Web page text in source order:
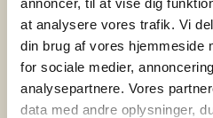
annoncer, til at vise dig
at analysere vores trafik. Vi
din brug af vores hjemmeside
for sociale medier,
analysepartnere. Vores
data med andre oplysninger,
3. juni 2025
PårørendeKurset gør en
Bedre Psykiatri har i